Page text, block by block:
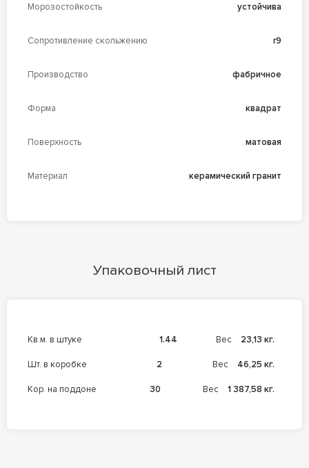
Морозостойкость устойчива
Сопротивление скольжению r9
Производство фабричное
Форма квадрат
Поверхность матовая
Материал керамический гранит
Упаковочный лист
кв.м. в штуке 1.44 Вес 23,13 кг.
шт. в коробке 2 Вес 46,25 кг.
кор. на поддоне 30 Вес 1 387,58 кг.